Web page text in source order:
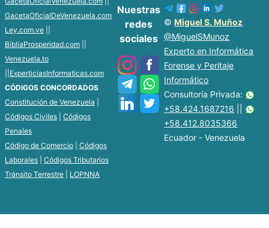
GacetaOficialDeVenezuela.com
Ley.com.ve
BibliaProsperidad.com
Venezuela.to
ExperticiasInformaticas.com
CÓDIGOS CONCORDADOS
Constitución de Venezuela
Códigos Civiles
Códigos
Penales
Código de Comercio
Códigos
Laborales
Códigos Tributarios
Tránsito Terrestre
LOPNNA
Nuestras
redes
sociales
©Miguel S. Muñoz
@MiguelSMunoz
Experto en Informática
Forense y Peritaje
Informático
Consultoría Privada:
+58.424.1687216
+58.412.8035366
Ecuador - Venezuela